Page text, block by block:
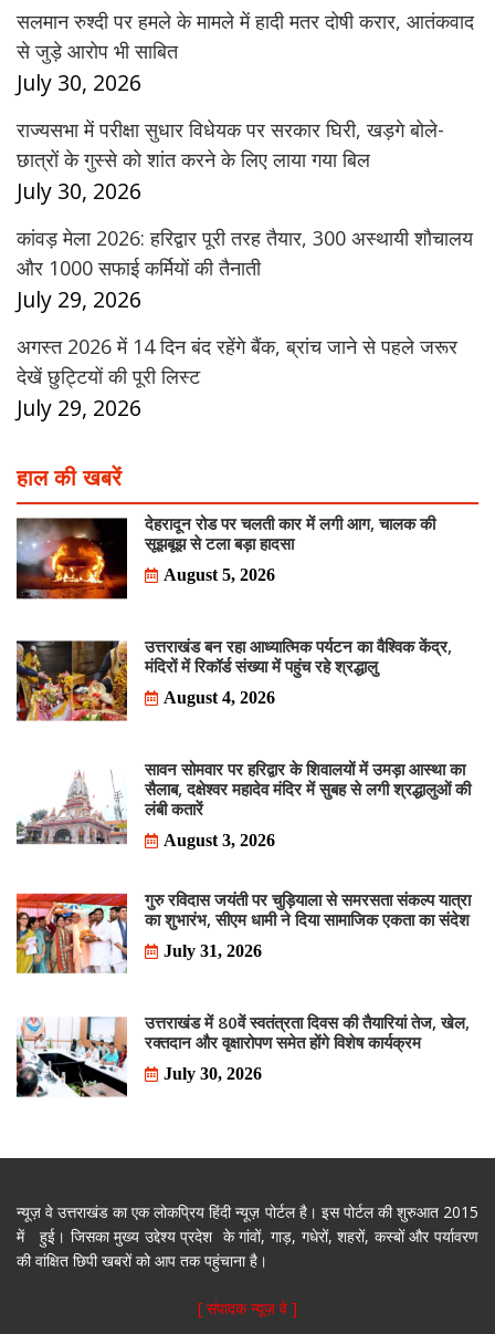
सलमान रुश्दी पर हमले के मामले में हादी मतर दोषी करार, आतंकवाद
से जुड़े आरोप भी साबित
July 30, 2026
राज्यसभा में परीक्षा सुधार विधेयक पर सरकार घिरी, खड़गे बोले-
छात्रों के गुस्से को शांत करने के लिए लाया गया बिल
July 30, 2026
कांवड़ मेला 2026: हरिद्वार पूरी तरह तैयार, 300 अस्थायी शौचालय
और 1000 सफाई कर्मियों की तैनाती
July 29, 2026
अगस्त 2026 में 14 दिन बंद रहेंगे बैंक, ब्रांच जाने से पहले जरूर
देखें छुट्टियों की पूरी लिस्ट
July 29, 2026
हाल की खबरें
देहरादून रोड पर चलती कार में लगी आग, चालक की
सूझबूझ से टला बड़ा हादसा
August 5, 2026
उत्तराखंड बन रहा आध्यात्मिक पर्यटन का वैश्विक केंद्र,
मंदिरों में रिकॉर्ड संख्या में पहुंच रहे श्रद्धालु
August 4, 2026
सावन सोमवार पर हरिद्वार के शिवालयों में उमड़ा आस्था का
सैलाब, दक्षेश्वर महादेव मंदिर में सुबह से लगी श्रद्धालुओं की
लंबी कतारें
August 3, 2026
गुरु रविदास जयंती पर चुड़ियाला से समरसता संकल्प यात्रा
का शुभारंभ, सीएम धामी ने दिया सामाजिक एकता का संदेश
July 31, 2026
उत्तराखंड में 80वें स्वतंत्रता दिवस की तैयारियां तेज, खेल,
रक्तदान और वृक्षारोपण समेत होंगे विशेष कार्यक्रम
July 30, 2026
न्यूज़ वे उत्तराखंड का एक लोकप्रिय हिंदी न्यूज़ पोर्टल है। इस पोर्टल की शुरुआत 2015
में हुई। जिसका मुख्य उद्देश्य प्रदेश के गांवों, गाड़, गधेरों, शहरों, कस्बों और पर्यावरण
की वांक्षित छिपी खबरों को आप तक पहुंचाना है।
[ संपादक न्यूज़ वे ]